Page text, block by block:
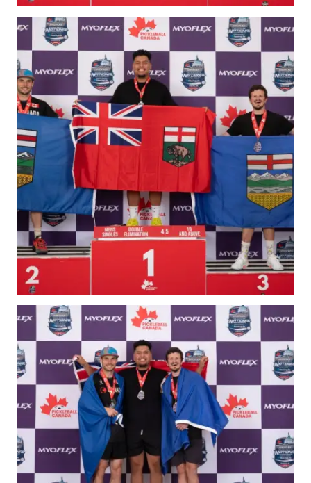
Informations sur le
programme
d’arbitrage
Avantages pour les
membres
Adhésion –
Renouvèlement
Questions
fréquentes
concernant l’adhésion
Recherche de
membres
Programme
d’assurance de
Pickleball Canada
Questions
fréquentes
concernant
l’assurance
Qui est assuré ?
Qu’est-ce qui est